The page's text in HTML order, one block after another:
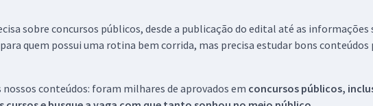
sobre concursos públicos, desde a publicação do edital até as
quem possui uma rotina bem corrida, mas precisa estudar bons conteúdos
conteúdos: foram milhares de aprovados em concursos públicos,